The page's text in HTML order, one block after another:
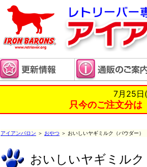
7月25日
只今のご注文分
アイアンバロン ＞ おやつ ＞ おいしいヤギミルク（パウダー）
おいしいヤギミルク